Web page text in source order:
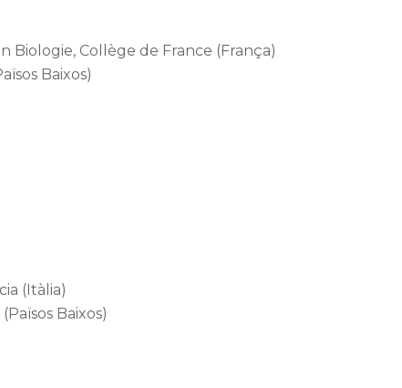
Biologie, Collège de France (França)
Baixos)
(Itàlia)
Baixos)